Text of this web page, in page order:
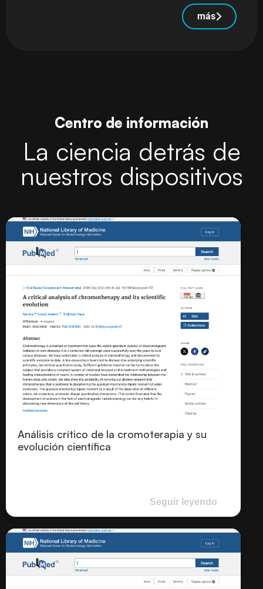
más
Centro de información
La ciencia detrás de
nuestros dispositivos
Análisis crítico de la cromoterapia y su
evolución científica
Seguir leyendo